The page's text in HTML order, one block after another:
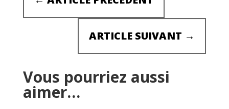
ARTICLE SUIVANT →
Vous pourriez aussi
aimer…